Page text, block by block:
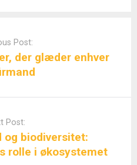
Post:
der glæder enhver
Post:
biodiversitet:
rolle i økosystemet